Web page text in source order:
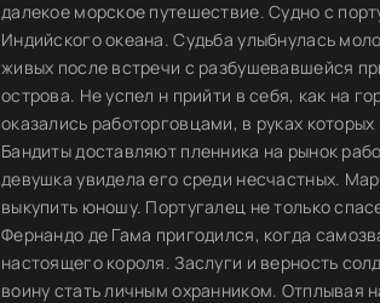
далекое морское путешествие. Судно с
Индийского океана. Судьба улыбнулась
живых после встречи с разбушевавшейся
острова. Не успел н прийти в себя, как на
оказались работорговцами, в руках
Бандиты доставляют пленника на рынок
девушка увидела его среди несчастных.
выкупить юношу. Португалец не только
Фернандо де Гама пригодился, когда
настоящего короля. Заслуги и верность
воину стать личным охранником. Отплывая